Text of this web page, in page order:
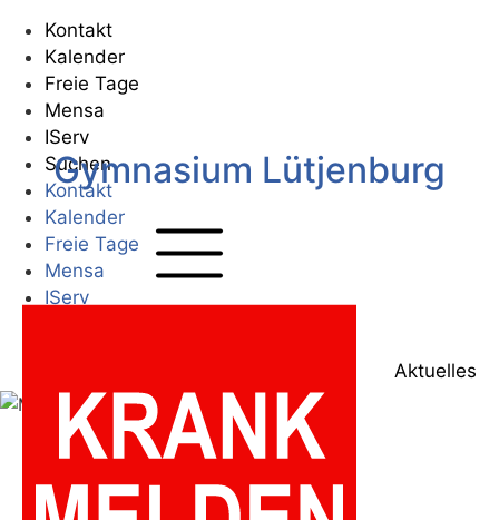
Inhalt
springen
Kontakt
Kalender
Freie Tage
Mensa
IServ
Suchen
Kontakt
Kalender
Freie Tage
Mensa
IServ
Aktuelles
Gymnasium Lütjenburg